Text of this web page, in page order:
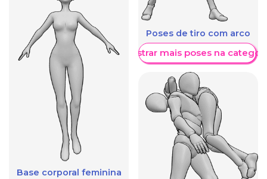
Base corporal feminina
Poses de tiro com arco
Mostrar mais poses na